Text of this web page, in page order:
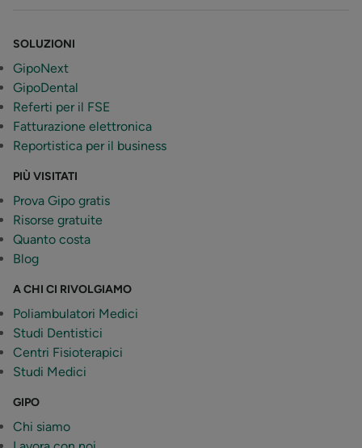
SOLUZIONI
GipoNext
GipoDental
Referti per il FSE
Fatturazione elettronica
Reportistica per il business
PIÙ VISITATI
Prova Gipo gratis
Risorse gratuite
Quanto costa
Blog
A CHI CI RIVOLGIAMO
Poliambulatori Medici
Studi Dentistici
Centri Fisioterapici
Studi Medici
GIPO
Chi siamo